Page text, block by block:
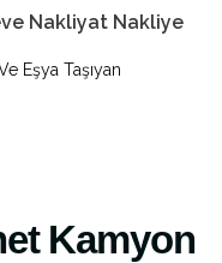
Nakliyat Nakliye
Eşya Taşıyan
Kamyon